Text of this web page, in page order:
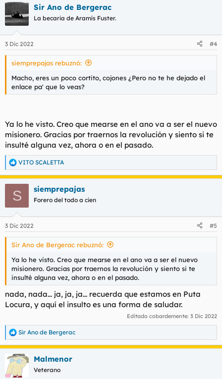
Sir Ano de Bergerac
La becaria de Aramís Fuster.
3 Dic 2022 #4
siemprepajas rebuznó:
Macho, eres un poco cortito, cojones ¿Pero no te he dejado el
enlace pa' que lo veas?
Ya lo he visto. Creo que mearse en el ano va a ser el nuevo
misionero. Gracias por traernos la revolución y siento si te
insulté alguna vez, ahora o en el pasado.
R
e
a
e
s
VITO SCALETTA
S siemprepajas
Forero del todo a cien
3 Dic 2022 #5
Sir Ano de Bergerac rebuznó:
Ya lo he visto. Creo que mearse en el ano va a ser el nuevo
misionero. Gracias por traernos la revolución y siento si te
insulté alguna vez, ahora o en el pasado.
nada, nada... ja, ja, ja... recuerda que estamos en Puta
Locura, y aquí el insulto es una forma de saludar.
Editado cobardemente: 3 Dic 2022
R
e
a
c
c
i
Sir Ano de Bergerac
Malmenor
Veterano